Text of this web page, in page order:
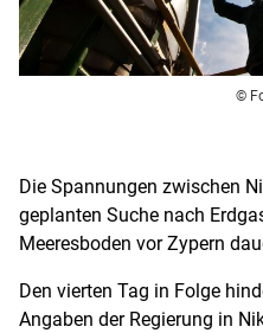
©
Die Spannungen zwischen
geplanten Suche nach
Meeresboden vor Zypern
Den vierten Tag in Folge
Angaben der Regierung in